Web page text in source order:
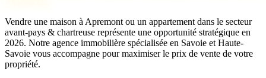
Vendre une maison à Apremont ou un appartement dans le secteur
avant-pays & chartreuse représente une opportunité stratégique en
2026. Notre agence immobilière spécialisée en Savoie et Haute-
Savoie vous accompagne pour maximiser le prix de vente de votre
propriété.